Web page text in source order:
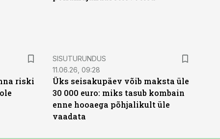
riski
ST
SISUTURUNDUS
11.06.26, 09:28
Üks seisakupäev võib maksta üle
30 000 euro: miks tasub kombain
enne hooaega põhjalikult üle
vaadata